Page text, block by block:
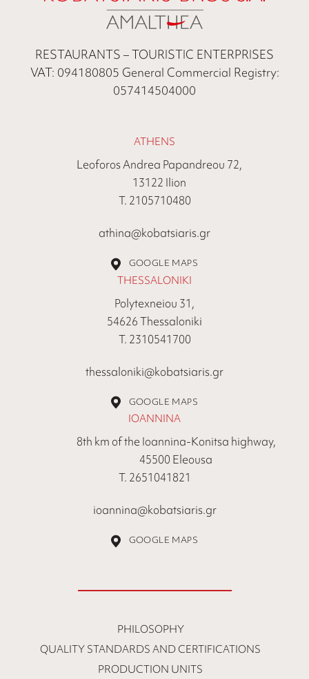
RESTAURANTS – TOURISTIC ENTERPRISES
VAT: 094180805 General Commercial Registry:
057414504000
ATHENS
Leoforos Andrea Papandreou 72,
13122 Ilion
Τ. 2105710480
athina@kobatsiaris.gr
GOOGLE MAPS
THESSALONIKI
Polytexneiou 31,
54626 Thessaloniki
Τ. 2310541700
thessaloniki@kobatsiaris.gr
GOOGLE MAPS
IOANNINA
8th km of the Ioannina-Konitsa highway,
45500 Eleousa
Τ. 2651041821
ioannina@kobatsiaris.gr
GOOGLE MAPS
PHILOSOPHY
QUALITY STANDARDS AND CERTIFICATIONS
PRODUCTION UNITS